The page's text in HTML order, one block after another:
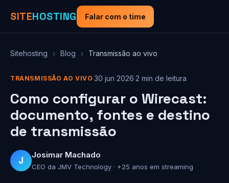
SITEHOSTING Falar com o time
Sitehosting › Blog › Transmissão ao vivo
TRANSMISSÃO AO VIVO·30 jun 2026·2 min de leitura
Como configurar o Wirecast:
documento, fontes e destino
de transmissão
J
Josimar Machado
CEO da JMV Technology · +25 anos em streaming